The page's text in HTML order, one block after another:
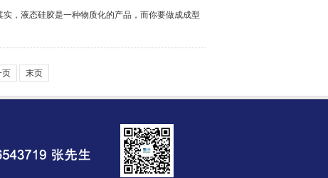
，液态硅胶是一种物质化的产品，而你要做成成型
页 末页